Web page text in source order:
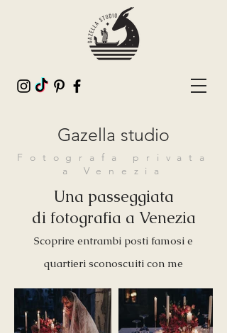
Gazella studio
Fotografa privata
a Venezia
Una passeggiata
di fotografia a Venezia
Scoprire entrambi posti famosi e
quartieri sconoscuiti con me